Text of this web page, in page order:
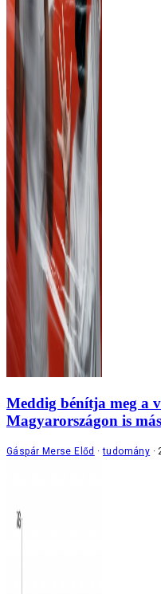
Meddig bénítja meg a
Magyarországon is
Gáspár Merse Előd tudomány